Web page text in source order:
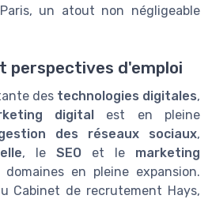
un atout non négligeable
perspectives d'emploi
des technologies digitales,
digital est en pleine
des réseaux sociaux,
, le SEO et le marketing
en pleine expansion.
Cabinet de recrutement Hays,